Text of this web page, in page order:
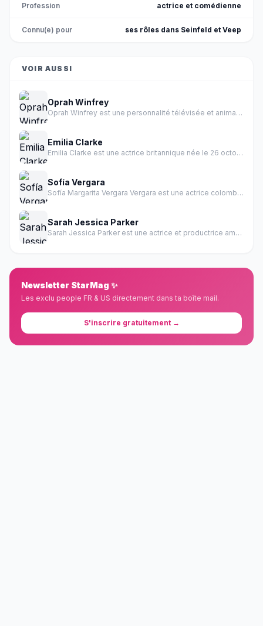
Profession actrice et comédienne
Connu(e) pour ses rôles dans Seinfeld et Veep
VOIR AUSSI
Oprah Winfrey
Oprah Winfrey est une personnalité télévisée et animatrice américaine née le 29 janvier 1954 à Kosciusko, Mississippi.
Emilia Clarke
Emilia Clarke est une actrice britannique née le 26 octobre 1986 à Londres.
Sofía Vergara
Sofía Margarita Vergara Vergara est une actrice colombienne et personnalité TV américaine.
Sarah Jessica Parker
Sarah Jessica Parker est une actrice et productrice américaine née le 25 février 1965 à Nelsonville, Ohio.
Newsletter StarMag ✨
Les exclu people FR & US directement dans ta boîte mail.
S'inscrire gratuitement →